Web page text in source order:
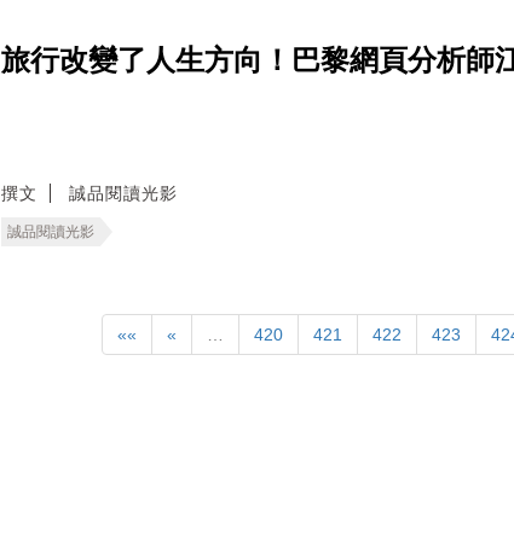
旅行改變了人生方向！巴黎網頁分析師
撰文 誠品閱讀光影
誠品閱讀光影
«« « … 420 421 422 423